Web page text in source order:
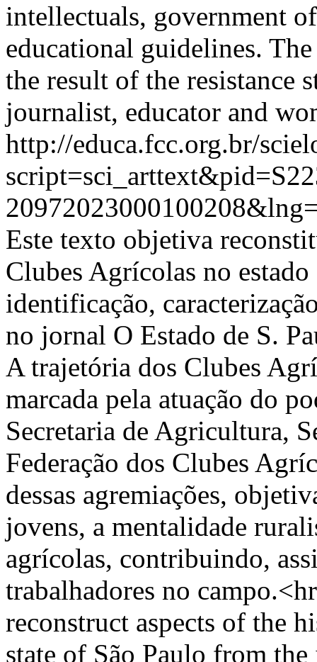
intellectuals, government
educational guidelines.
the result of the resistance
journalist, educator and
http://educa.fcc.org.br/
Este texto objetiva
Clubes Agrícolas no
identificação,
no jornal O Estado de S.
A trajetória dos Clubes
marcada pela atuação do
Secretaria de Agricultura,
Federação dos Clubes
dessas agremiações,
jovens, a mentalidade
agrícolas, contribuindo,
trabalhadores no
reconstruct aspects of the
state of São Paulo from